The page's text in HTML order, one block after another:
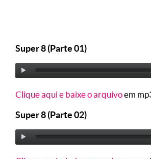
Super 8 (Parte 01)
Clique aqui e baixe o arquivoem
Super 8 (Parte 02)